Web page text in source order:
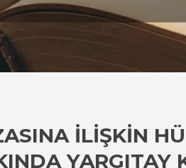
İLIŞKIN
YARGITAY